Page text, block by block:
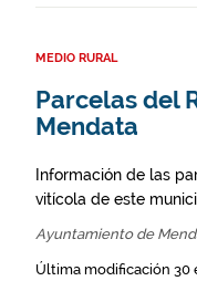
MEDIO RURAL
Parcelas del
Mendata
Información de las
vitícola de este
Ayuntamiento de
Última modificación 30